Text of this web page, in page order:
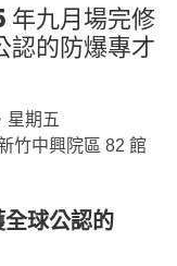
年九月場完修
認的防爆專才
星期五
竹中興院區 82 館
球公認的